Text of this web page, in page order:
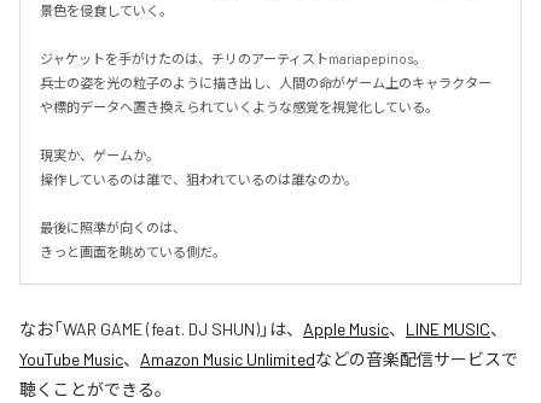
景色を侵食していく。
ジャケットを手がけたのは、チリのアーティストmariapepinos。
兵士の姿を光の粒子のように描き出し、人間の命がゲーム上のキャラクター
や標的データへ置き換えられていくような感覚を視覚化している。
現実か、ゲームか。
操作しているのは誰で、狙われているのは誰なのか。
最後に照準が向くのは、
きっと画面を眺めている側だ。
なお「WAR GAME (feat. DJ SHUN)」は、 Apple Music、 LINE MUSIC、
YouTube Music、 Amazon Music Unlimitedなどの音楽配信サービスで
聴くことができる。